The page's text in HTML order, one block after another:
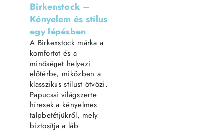
Birkenstock –
Kényelem és stílus
egy lépésben
A Birkenstock márka a
komfortot és a
minőséget helyezi
előtérbe, miközben a
klasszikus stílust ötvözi.
Papucsai világszerte
híresek a kényelmes
talpbetétjükről, mely
biztosítja a láb